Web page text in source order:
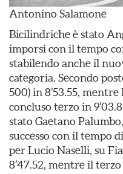
Antonino Salamone
Bicilindriche è stato
imporsi con il tempo
stabilendo anche il
categoria. Secondo
500) in 8’53.55,
concluso terzo in
stato Gaetano
successo con il tempo
per Lucio Naselli, su
8’47.52, mentre il